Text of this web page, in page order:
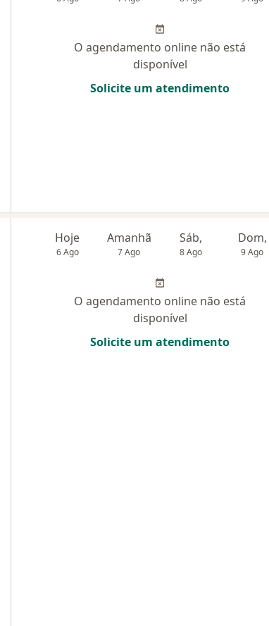
O agendamento online não está
disponível
Solicite um atendimento
Hoje
6 Ago
Amanhã
7 Ago
Sáb,
8 Ago
Dom,
9 Ago
O agendamento online não está
disponível
Solicite um atendimento